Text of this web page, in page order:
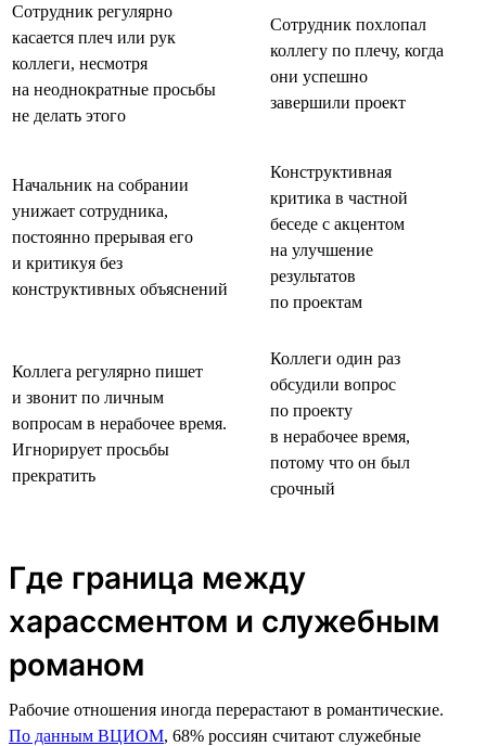
Сотрудник регулярно
касается плеч или рук
коллеги, несмотря
на неоднократные просьбы
не делать этого
Сотрудник похлопал
коллегу по плечу, когда
они успешно
завершили проект
Начальник на собрании
унижает сотрудника,
постоянно прерывая его
и критикуя без
конструктивных объяснений
Конструктивная
критика в частной
беседе с акцентом
на улучшение
результатов
по проектам
Коллега регулярно пишет
и звонит по личным
вопросам в нерабочее время.
Игнорирует просьбы
прекратить
Коллеги один раз
обсудили вопрос
по проекту
в нерабочее время,
потому что он был
срочный
Где граница между
харассментом и служебным
романом
Рабочие отношения иногда перерастают в романтические.
По данным ВЦИОМ, 68% россиян считают служебные